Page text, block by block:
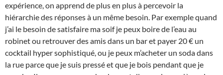
expérience, on apprend de plus en plus à percevoir la
hiérarchie des réponses à un même besoin. Par exemple quand
j’ai le besoin de satisfaire ma soif je peux boire de l’eau au
robinet ou retrouver des amis dans un bar et payer 20 € un
cocktail hyper sophistiqué, ou je peux m’acheter un soda dans
la rue parce que je suis pressé et que je bois pendant que je